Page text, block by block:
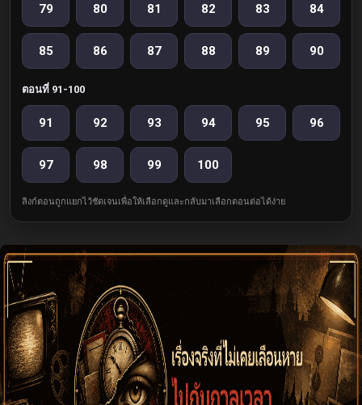
79 80 81 82 83 84
85 86 87 88 89 90
ตอนที่ 91-100
91 92 93 94 95 96
97 98 99 100
ลิงก์ตอนถูกแยกไว้ชัดเจนเพื่อให้เลือกดูและกลับมาเลือกตอนต่อได้ง่าย